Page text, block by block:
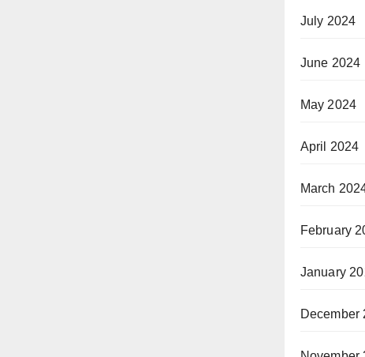
July 2024
June 2024
May 2024
April 2024
March
February
January
December